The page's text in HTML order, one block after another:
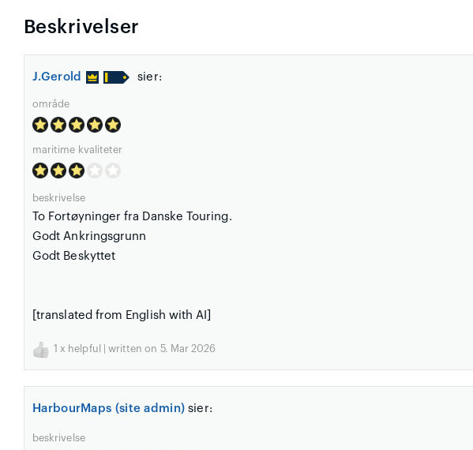
Beskrivelser
J.Gerold sier:
område
maritime kvaliteter
beskrivelse
To Fortøyninger fra Danske Touring.
Godt Ankringsgrunn
Godt Beskyttet
[translated from English with AI]
1 x helpful | written on 5. Mar 2026
HarbourMaps (site admin) sier:
beskrivelse